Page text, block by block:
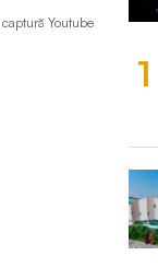
captură Youtube